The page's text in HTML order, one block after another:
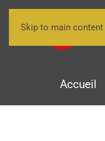
Skip to main content
Accueil